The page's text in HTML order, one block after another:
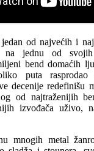
od najvećih i
na jednu od
bend domaćih
puta rasprodao
decenije redefinišu
od najtraženijih
izvođača uživo,
mnogih metal